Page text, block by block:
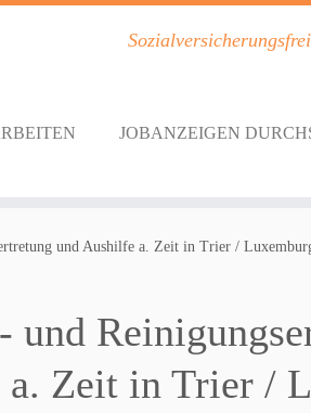
JOBANZEIGEN
und Aushilfe a. Zeit in Trier /
und
Zeit in Trier /